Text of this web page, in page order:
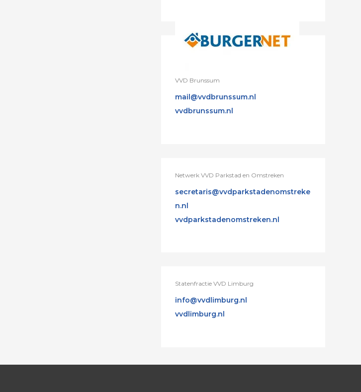
VVD Brunssum
mail@vvdbrunssum.nl
vvdbrunssum.nl
Netwerk VVD Parkstad en Omstreken
secretaris@vvdparkstadenomstreke
n.nl
vvdparkstadenomstreken.nl
Statenfractie VVD Limburg
info@vvdlimburg.nl
vvdlimburg.nl